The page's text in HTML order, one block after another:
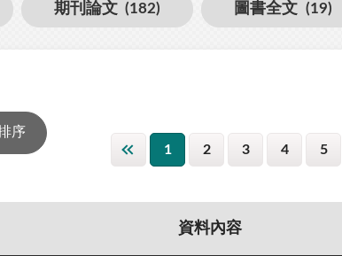
期刊論文 (182) 圖書全文 (19)
1 2 3 4 5
資料內容